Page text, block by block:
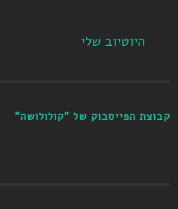
היוטיוב שלי
קבוצת הפייסבוק של "קולולושה"